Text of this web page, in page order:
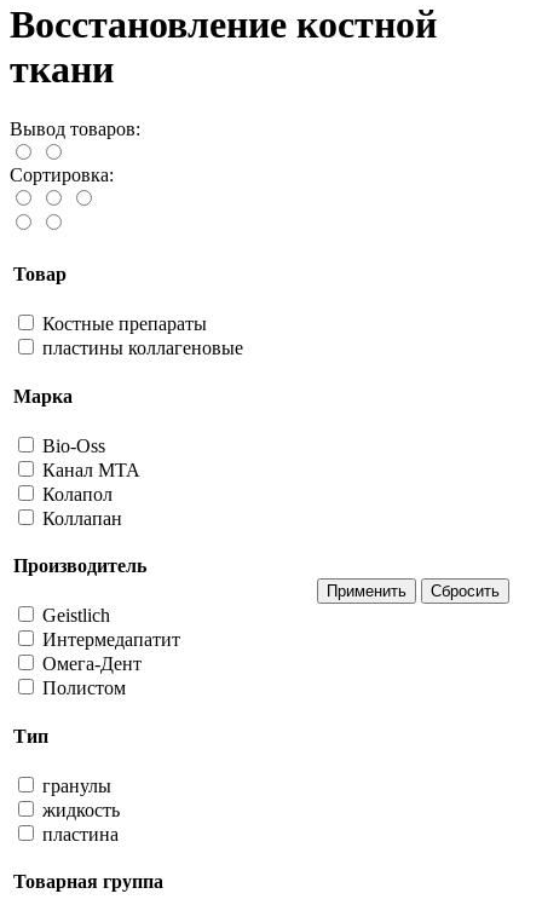
Восстановление костной
ткани
Вывод товаров:
Сортировка:
Товар
Костные препараты
пластины коллагеновые
Марка
Bio-Oss
Канал МТА
Колапол
Коллапан
Производитель
Geistlich
Интермедапатит
Омега-Дент
Полистом
Тип
гранулы
жидкость
пластина
Товарная группа